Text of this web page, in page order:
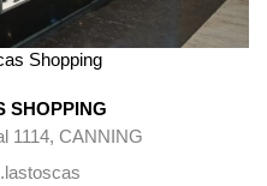
Shopping
SHOPPING
1114, CANNING